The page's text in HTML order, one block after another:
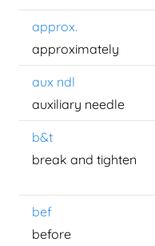
approx.
approximately
aux ndl
auxiliary needle
b&t
break and tighten
bef
before